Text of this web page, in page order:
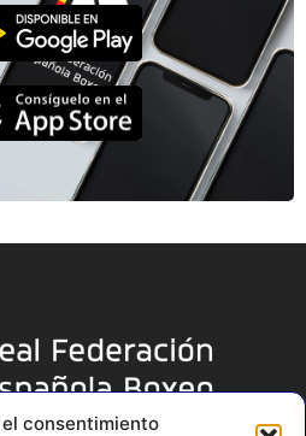
consentimiento